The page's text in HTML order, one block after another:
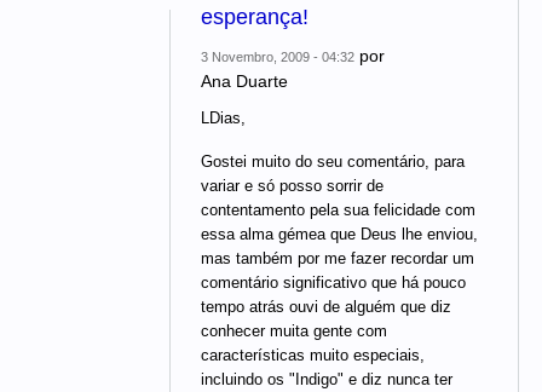
esperança!
3 Novembro, 2009 - 04:32 por
Ana Duarte
LDias,
Gostei muito do seu comentário, para
variar e só posso sorrir de
contentamento pela sua felicidade com
essa alma gémea que Deus lhe enviou,
mas também por me fazer recordar um
comentário significativo que há pouco
tempo atrás ouvi de alguém que diz
conhecer muita gente com
características muito especiais,
incluindo os "Indigo" e diz nunca ter